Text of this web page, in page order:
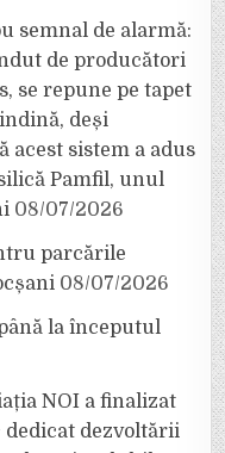
semnal de alarmă:
de producători
se repune pe tapet
deși
acest sistem a adus
Pamfil, unul
08/07/2026
parcările
08/07/2026
la începutul
NOI a finalizat
dedicat dezvoltării